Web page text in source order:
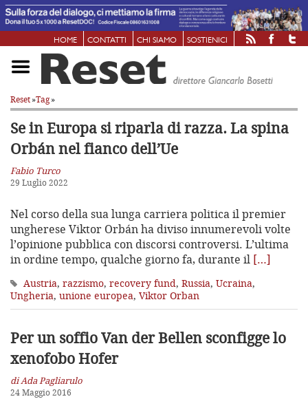
HOME CONTATTI CHI SIAMO SOSTIENICI
Reset»Tag»
Se in Europa si riparla di razza.La spina
Orbán nel fianco dell’Ue
Fabio Turco
29 Luglio 2022
Nel corso della sua lunga carriera politica il premier
ungherese Viktor Orbán ha diviso innumerevoli volte
l’opinione pubblica con discorsi controversi. L’ultima
in ordine tempo, qualche giorno fa, durante il […]
Austria, razzismo, recovery fund, Russia, Ucraina,
Ungheria, unione europea, Viktor Orban
Per un soffio Van der Bellen sconfigge lo
xenofobo Hofer
di Ada Pagliarulo
24 Maggio 2016